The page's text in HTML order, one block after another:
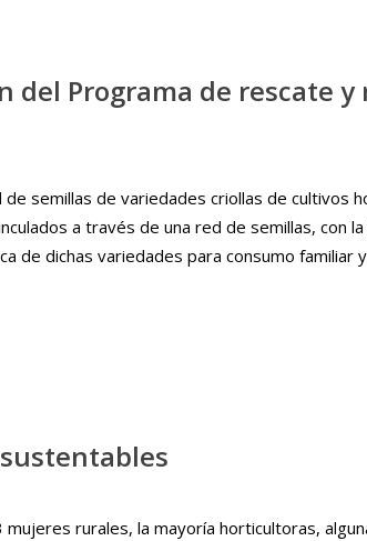
Programa de rescate
semillas de variedades criollas de cultivos
a través de una red de semillas, con
de dichas variedades para consumo familiar
rurales, la mayoría horticultoras,